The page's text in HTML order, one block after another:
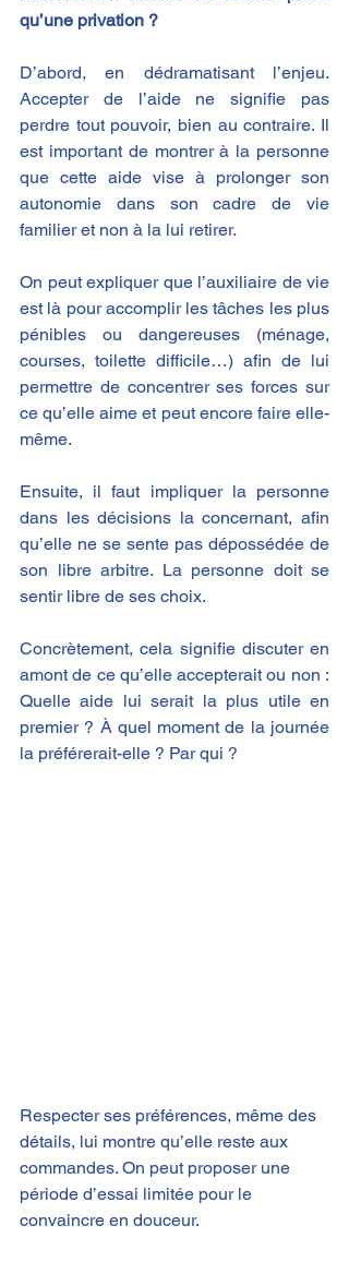
qu’une privation ?
D’abord, en dédramatisant l’enjeu.
Accepter de l’aide ne signifie pas
perdre tout pouvoir, bien au contraire. Il
est important de montrer à la personne
que cette aide vise à prolonger son
autonomie dans son cadre de vie
familier et non à la lui retirer.
On peut expliquer que l’auxiliaire de vie
est là pour accomplir les tâches les plus
pénibles ou dangereuses (ménage,
courses, toilette difficile…) afin de lui
permettre de concentrer ses forces sur
ce qu’elle aime et peut encore faire elle-
même.
Ensuite, il faut impliquer la personne
dans les décisions la concernant, afin
qu’elle ne se sente pas dépossédée de
son libre arbitre. La personne doit se
sentir libre de ses choix.
Concrètement, cela signifie discuter en
amont de ce qu’elle accepterait ou non :
Quelle aide lui serait la plus utile en
premier ? À quel moment de la journée
la préférerait-elle ? Par qui ?
Respecter ses préférences, même des
détails, lui montre qu’elle reste aux
commandes. On peut proposer une
période d’essai limitée pour le
convaincre en douceur​.